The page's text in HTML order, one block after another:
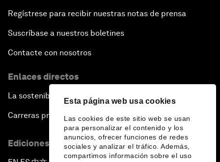
Esta página web usa cookies
Las cookies de este sitio web se usan
para personalizar el contenido y los
anuncios, ofrecer funciones de redes
sociales y analizar el tráfico. Además,
compartimos información sobre el uso
Regístrese para recibir nuestras notas de prensa
Suscríbase a nuestros boletines
Contacte con nosotros
Enlaces directos
La sostenibilidad en el Foro
Carreras profesionales
Ediciones en otros idiomas